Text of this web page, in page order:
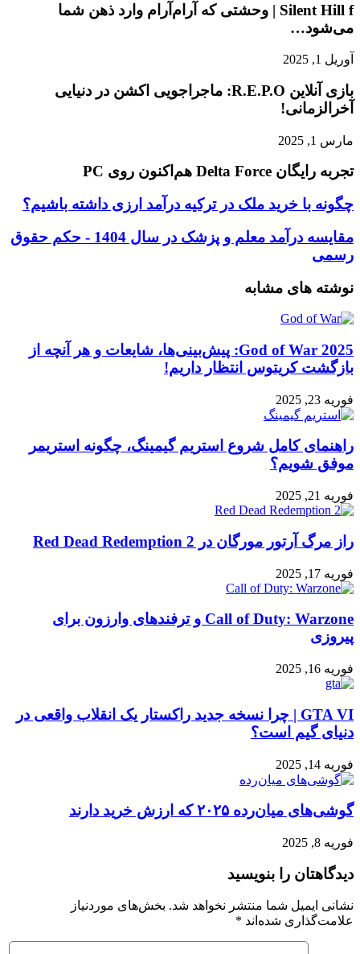
Silent Hill f | وحشتی که آرام‌آرام وارد ذهن شما
می‌شود…
آوریل 1, 2025
بازی آنلاین R.E.P.O: ماجراجویی اکشن در دنیایی
آخرالزمانی!
مارس 1, 2025
تجربه رایگان Delta Force هم‌اکنون روی PC
چگونه
با
خرید
ملک
در
درآمد
ارزی
داشته
چگونه با خرید ملک در ترکیه درآمد ارزی داشته باشیم؟
مقایسه
درآمد
معلم
و
پزشک
در
سال
1404
-
حکم
رسمی
مقایسه درآمد معلم و پزشک در سال 1404 - حکم حقوق
رسمی
نوشته های مشابه
God of War 2025: پیش‌بینی‌ها، شایعات و هر آنچه از
بازگشت کریتوس انتظار داریم!
فوریه 23, 2025
راهنمای کامل شروع استریم گیمینگ، چگونه استریمر
موفق شویم؟
فوریه 21, 2025
راز مرگ آرتور مورگان در Red Dead Redemption 2
فوریه 17, 2025
Call of Duty: Warzone و ترفندهای وارزون برای
پیروزی
فوریه 16, 2025
GTA VI | چرا نسخه جدید راکستار یک انقلاب واقعی در
دنیای گیم است؟
فوریه 14, 2025
گوشی‌های میان‌رده ۲۰۲۵ که ارزش خرید دارند
فوریه 8, 2025
دیدگاهتان را بنویسید
نشانی ایمیل شما منتشر نخواهد شد. بخش‌های موردنیاز
علامت‌گذاری شده‌اند *